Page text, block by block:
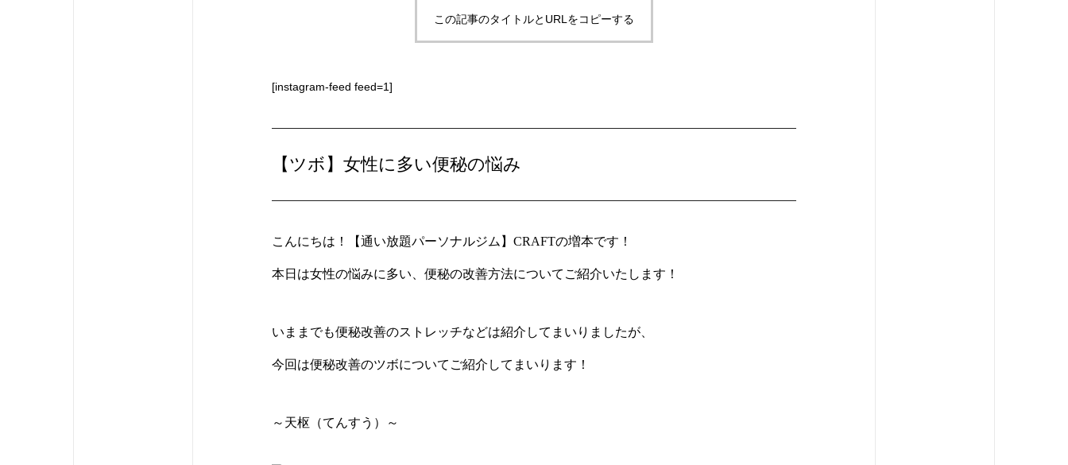
この記事のタイトルとURLをコピーする
[instagram-feed feed=1]
【ツボ】女性に多い便秘の悩み
こんにちは！【通い放題パーソナルジム】CRAFTの増本です！
本日は女性の悩みに多い、便秘の改善方法についてご紹介いたします！
いままでも便秘改善のストレッチなどは紹介してまいりましたが、
今回は便秘改善のツボについてご紹介してまいります！
～天枢（てんすう）～